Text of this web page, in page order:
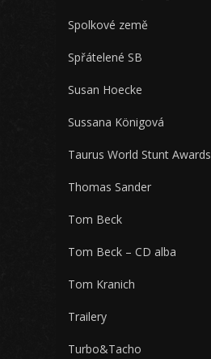
Spolkové země
Spřátelené SB
Susan Hoecke
Sussana Königová
Taurus World Stunt Awards
Thomas Sander
Tom Beck
Tom Beck – CD alba
Tom Kranich
Trailery
Turbo&Tacho